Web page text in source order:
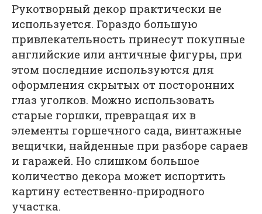
Рукотворный декор практически не
используется. Гораздо большую
привлекательность принесут покупные
английские или античные фигуры, при
этом последние используются для
оформления скрытых от посторонних
глаз уголков. Можно использовать
старые горшки, превращая их в
элементы горшечного сада, винтажные
вещички, найденные при разборе сараев
и гаражей. Но слишком большое
количество декора может испортить
картину естественно-природного
участка.